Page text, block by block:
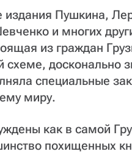
Пушкина,
и многих
из граждан
схеме, досконально
специальные
миру.
как в самой
похищенных